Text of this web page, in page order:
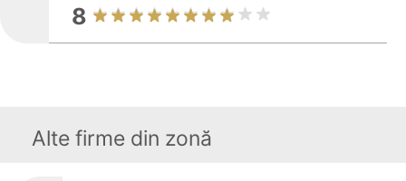
8
Alte firme din zonă